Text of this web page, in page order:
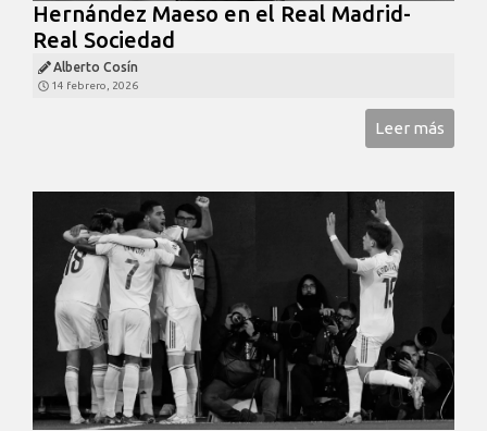
Hernández Maeso en el Real Madrid-
Real Sociedad
Alberto Cosín
14 febrero, 2026
Leer más